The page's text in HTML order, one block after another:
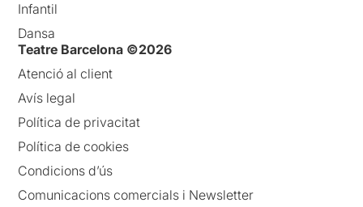
Infantil
Dansa
Teatre Barcelona ©2026
Atenció al client
Avís legal
Política de privacitat
Política de cookies
Condicions d’ús
Comunicacions comercials i Newsletter